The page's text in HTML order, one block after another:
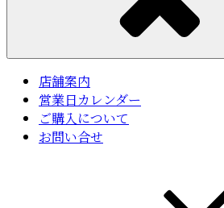
店舗案内
営業日カレンダー
ご購入について
お問い合せ